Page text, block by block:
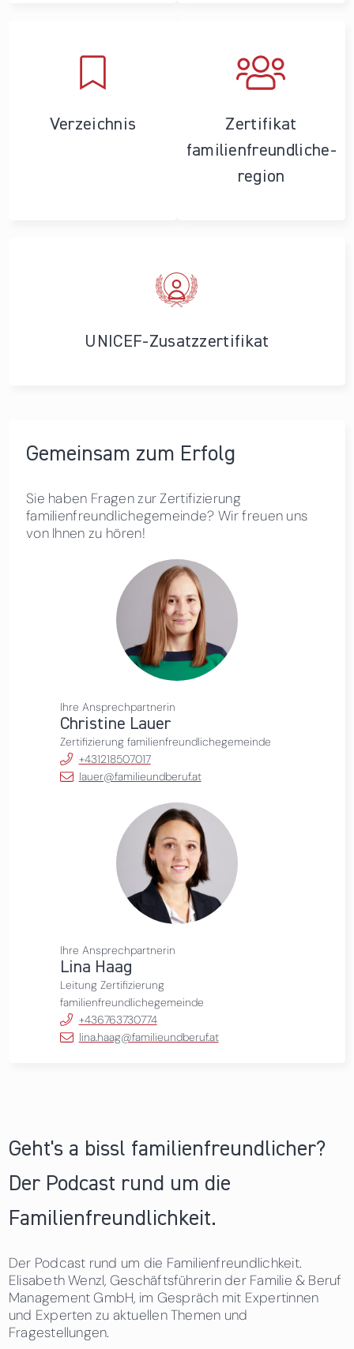
Verzeichnis
Zertifikat
familienfreundliche­
region
UNICEF-Zusatzzertifikat
Gemeinsam zum Erfolg
Sie haben Fragen zur Zertifizierung
familienfreundlichegemeinde? Wir freuen uns
von Ihnen zu hören!
Ihre Ansprechpartnerin
Christine Lauer
Zertifizierung familienfreundlichegemeinde
+431218507017
lauer@familieundberuf.at
Ihre Ansprechpartnerin
Lina Haag
Leitung Zertifizierung
familienfreundlichegemeinde
+436763730774
lina.haag@familieundberuf.at
Geht's a bissl familienfreundlicher?
Der Podcast rund um die
Familienfreundlichkeit.
Der Podcast rund um die Familienfreundlichkeit.
Elisabeth Wenzl, Geschäftsführerin der Familie & Beruf
Management GmbH, im Gespräch mit Expertinnen
und Experten zu aktuellen Themen und
Fragestellungen.